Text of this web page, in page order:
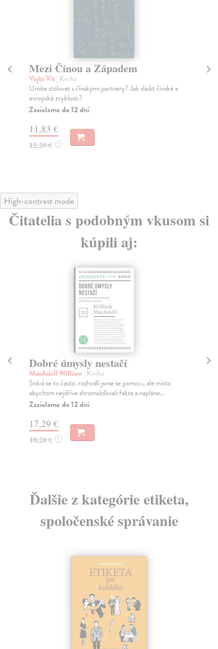
Mezi Čínou a Západem
Vojta Vít| Kniha
Umíte stolovat s čínskými partnery? Jak sladit čínské a
evropské zvyklosti?
Zasielame do 12 dní
11,83 €
12,20 € ?
High-contrast mode
Čitatelia s podobným vkusom si
kúpili aj:
Dobré úmysly nestačí
MacAskill William | Kniha
Stává se to často: rozhodli jsme se pomoci, ale místo
abychom nejdříve shromažďovali fakta a napláno...
Zasielame do 12 dní
17,29 €
18,20 € ?
Ďalšie z kategórie etiketa,
spoločenské správanie